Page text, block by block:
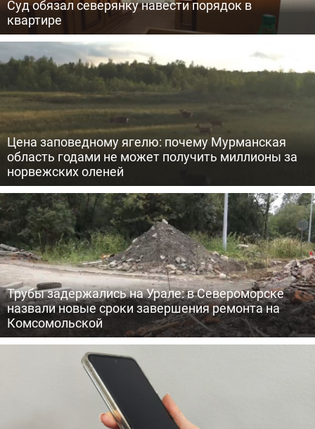
Суд обязал северянку навести порядок в
квартире
Цена заповедному ягелю: почему Мурманская
область годами не может получить миллионы за
норвежских оленей
Трубы задержались на Урале: в Североморске
назвали новые сроки завершения ремонта на
Комсомольской